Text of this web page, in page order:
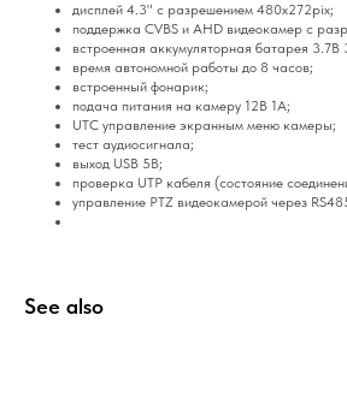
дисплей 4.3" с разрешением 480х272pix;
поддержка CVBS и AHD видеокамер с
встроенная аккумуляторная батарея
время автономной работы до 8 часов;
встроенный фонарик;
подача питания на камеру 12В 1А;
UTC управление экранным меню камеры;
тест аудиосигнала;
выход USB 5В;
проверка UTP кабеля (состояние
управление PTZ видеокамерой через
See also